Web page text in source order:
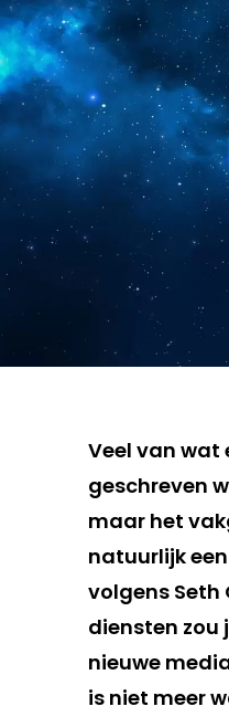
Veel van wat
geschreven
maar het
natuurlijk
volgens Seth
diensten zou
nieuwe
is niet meer